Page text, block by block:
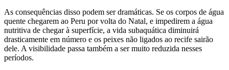
As consequências disso podem ser dramáticas. Se os corpos de água
quente chegarem ao Peru por volta do Natal, e impedirem a água
nutritiva de chegar à superfície, a vida subaquática diminuirá
drasticamente em número e os peixes não ligados ao recife sairão
dele. A visibilidade passa também a ser muito reduzida nesses
períodos.